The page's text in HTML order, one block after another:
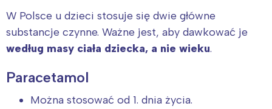
W Polsce u dzieci stosuje się dwie główne
substancje czynne. Ważne jest, aby dawkować je
według masy ciała dziecka, a nie wieku.
Paracetamol
Można stosować od 1. dnia życia.